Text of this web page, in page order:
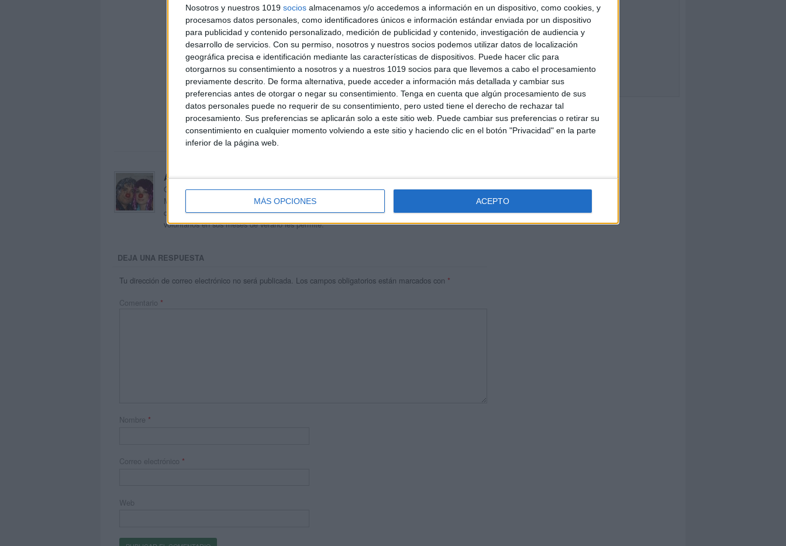
Nosotros y nuestros 1019 socios almacenamos y/o accedemos a información en un dispositivo, como cookies, y
procesamos datos personales, como identificadores únicos e información estándar enviada por un dispositivo
para publicidad y contenido personalizado, medición de publicidad y contenido, investigación de audiencia y
desarrollo de servicios. Con su permiso, nosotros y nuestros socios podemos utilizar datos de localización
geográfica precisa e identificación mediante las características de dispositivos. Puede hacer clic para
otorgarnos su consentimiento a nosotros y a nuestros 1019 socios para que llevemos a cabo el procesamiento
previamente descrito. De forma alternativa, puede acceder a información más detallada y cambiar sus
preferencias antes de otorgar o negar su consentimiento. Tenga en cuenta que algún procesamiento de sus
datos personales puede no requerir de su consentimiento, pero usted tiene el derecho de rechazar tal
procesamiento. Sus preferencias se aplicarán solo a este sitio web. Puede cambiar sus preferencias o retirar su
consentimiento en cualquier momento volviendo a este sitio y haciendo clic en el botón "Privacidad" en la parte
inferior de la página web.
MÁS OPCIONES ACEPTO
Acerca de orientacionandujar
Orientación Andújar no es solo un blog, es la apuesta personal de dos profesores Ginés y
Maribel, que además de ser pareja, son los encargados de los contenidos que encontramos
dentro del blog y en el cual, vuelcan la mayor parte del tiempo, que sus tareas como docentes, y
voluntarios en sus meses de verano les permite.
DEJA UNA RESPUESTA
Tu dirección de correo electrónico no será publicada. Los campos obligatorios están marcados con *
Comentario *
Nombre *
Correo electrónico *
Web